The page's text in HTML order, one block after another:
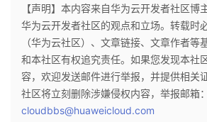
【声明】本内容来自华为云开发者社区博
华为云开发者社区的观点和立场。转载时
（华为云社区）、文章链接、文章作者等
和本社区有权追究责任。如果您发现本社
容，欢迎发送邮件进行举报，并提供相关
社区将立刻删除涉嫌侵权内容，举报邮箱：
cloudbbs@huaweicloud.com